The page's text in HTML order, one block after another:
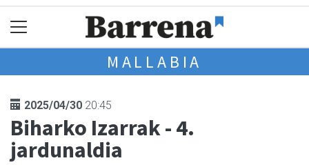
MALLABIA
2025/04/30 20:45
Biharko Izarrak - 4.
jardunaldia